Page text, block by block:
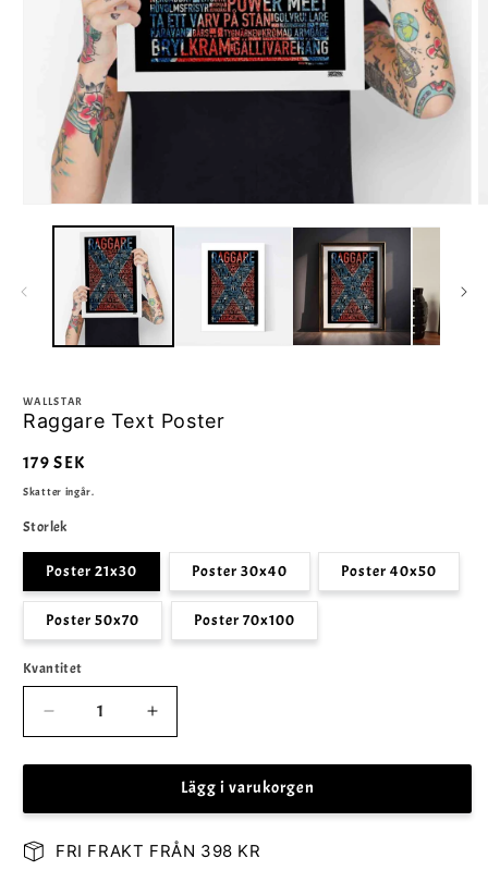
WALLSTAR
Raggare Text Poster
Ordinarie
pris
179 SEK
Skatter ingår.
Storlek
Poster 21x30 Poster 30x40 Poster 40x50
Poster 50x70 Poster 70x100
Kvantitet
Minska
kvantitet
för
Text
Öka
kvantitet
för
Raggare
Text
Lägg i varukorgen
FRI FRAKT FRÅN 398 KR